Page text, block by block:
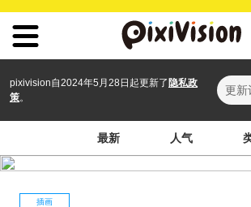
pixivision自2024年5月28日起更新了 隐私政
策。
更新
最新 人气
插画